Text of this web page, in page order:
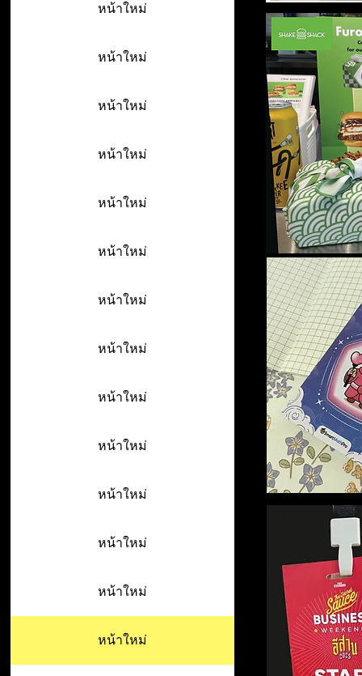
หน้าใหม่
หน้าใหม่
หน้าใหม่
หน้าใหม่
หน้าใหม่
หน้าใหม่
หน้าใหม่
หน้าใหม่
หน้าใหม่
หน้าใหม่
หน้าใหม่
หน้าใหม่
หน้าใหม่
หน้าใหม่